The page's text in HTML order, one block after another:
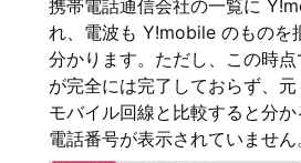
携帯電話通信会社の一覧に
れ、電波も Y!mobile のものを
分かります。ただし、この時
が完全には完了しておらず、
モバイル回線と比較すると分か
電話番号が表示されていません